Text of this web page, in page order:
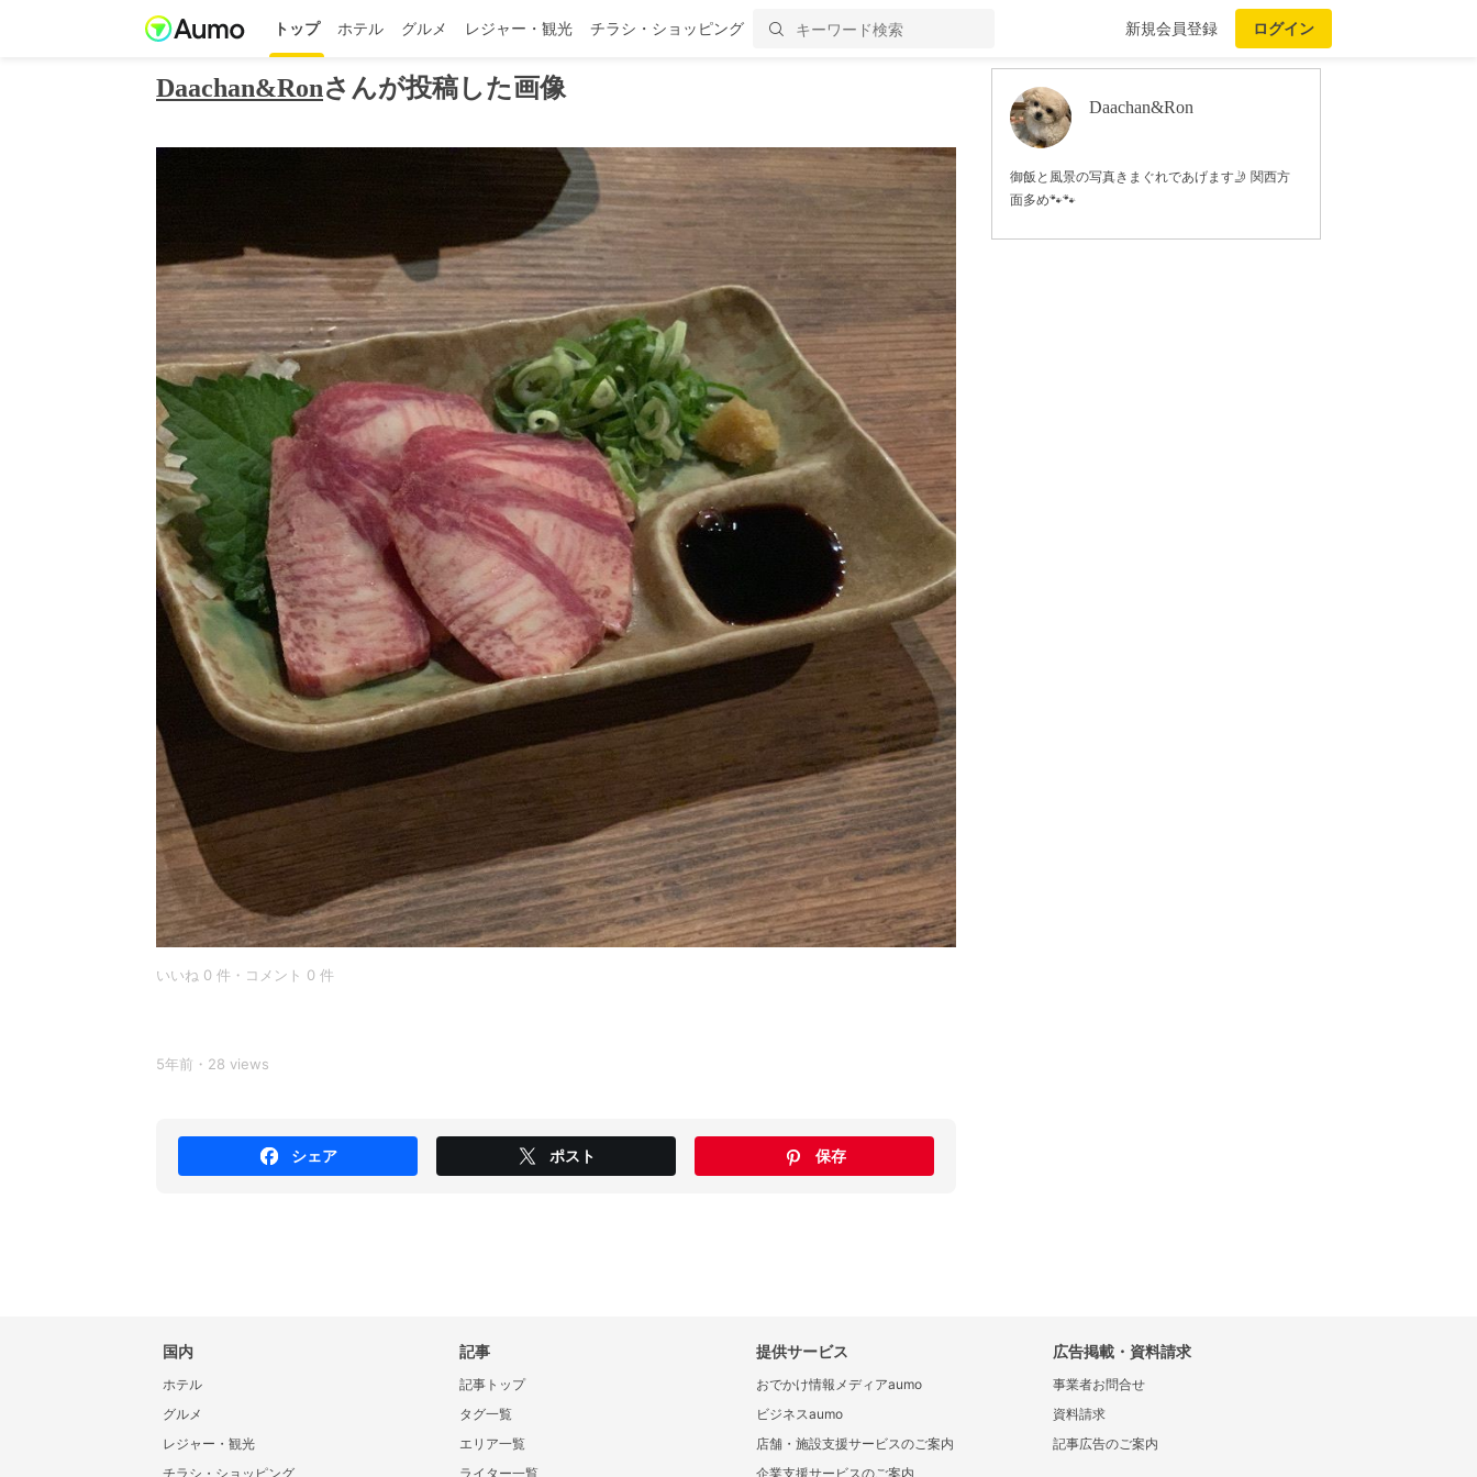
トップ ホテル グルメ レジャー・観光 チラシ・ショッピング 新規会員登録 ログイン
Daachan&Ronさんが投稿した画像
いいね 0 件・コメント 0 件
5年前・28 views
シェア ポスト 保存
Daachan&Ron
御飯と風景の写真きまぐれであげます🤳 関西方
面多め🐾🐾
国内
ホテル
グルメ
レジャー・観光
チラシ・ショッピング
記事
記事トップ
タグ一覧
エリア一覧
ライター一覧
提供サービス
おでかけ情報メディアaumo
ビジネスaumo
店舗・施設支援サービスのご案内
企業支援サービスのご案内
広告掲載・資料請求
事業者お問合せ
資料請求
記事広告のご案内